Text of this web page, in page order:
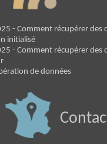
- Comment récupérer des
initialisé
- Comment récupérer des
de données